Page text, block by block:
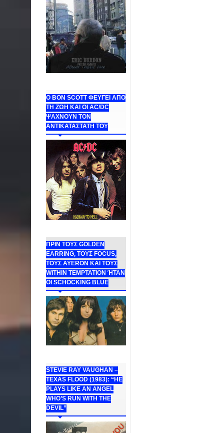
Ο BON SCOTT ΦΕΥΓΕΙ ΑΠΟ
ΤΗ ΖΩΗ ΚΑΙ ΟΙ AC/DC
ΨΑΧΝΟΥΝ ΤΟΝ
ΑΝΤΙΚΑΤΑΣΤΑΤΗ ΤΟΥ
ΠΡΙΝ ΤΟΥΣ GOLDEN
EARRING, ΤΟΥΣ FOCUS,
ΤΟΥΣ ΑΥΕROΝ ΚΑΙ ΤΟΥΣ
WITHIN TEMPTATION ΉΤΑΝ
ΟΙ SCHOCKING BLUE
STEVIE RAY VAUGHAN –
TEXAS FLOOD (1983): “HE
PLAYS LIKE AN ANGEL
WHO’S RUN WITH THE
DEVIL”